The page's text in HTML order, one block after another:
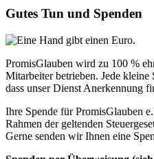
Gutes Tun und Spenden
PromisGlauben wird zu 100 %
Mitarbeiter betrieben. Jede
dass unser Dienst Anerkennung
Ihre Spende für PromisGlauben
Rahmen der geltenden
Gerne senden wir Ihnen eine